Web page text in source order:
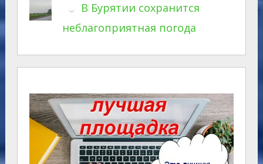
В Бурятии сохранится
неблагоприятная погода